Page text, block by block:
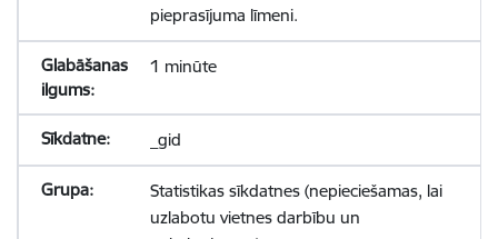
pieprasījuma līmeni.
1 minūte
_gid
Statistikas sīkdatnes (nepieciešamas, lai
uzlabotu vietnes darbību un